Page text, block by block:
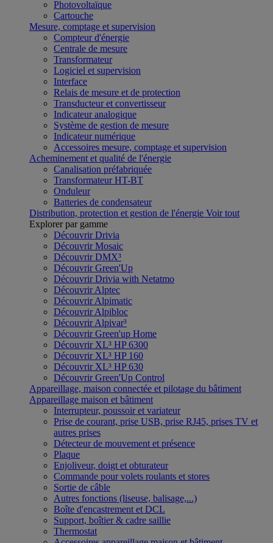
Photovoltaïque
Cartouche
Mesure, comptage et supervision
Compteur d'énergie
Centrale de mesure
Transformateur
Logiciel et supervision
Interface
Relais de mesure et de protection
Transducteur et convertisseur
Indicateur analogique
Système de gestion de mesure
Indicateur numérique
Accessoires mesure, comptage et supervision
Acheminement et qualité de l'énergie
Canalisation préfabriquée
Transformateur HT-BT
Onduleur
Batteries de condensateur
Distribution, protection et gestion de l'énergie Voir tout
Explorer par gamme
Découvrir Drivia
Découvrir Mosaic
Découvrir DMX³
Découvrir Green'Up
Découvrir Drivia with Netatmo
Découvrir Alptec
Découvrir Alpimatic
Découvrir Alpibloc
Découvrir Alpivar³
Découvrir Green'up Home
Découvrir XL³ HP 6300
Découvrir XL³ HP 160
Découvrir XL³ HP 630
Découvrir Green'Up Control
Appareillage, maison connectée et pilotage du bâtiment
Appareillage maison et bâtiment
Interrupteur, poussoir et variateur
Prise de courant, prise USB, prise RJ45, prises TV et
autres prises
Détecteur de mouvement et présence
Plaque
Enjoliveur, doigt et obturateur
Commande pour volets roulants et stores
Sortie de câble
Autres fonctions (liseuse, balisage,...)
Boîte d'encastrement et DCL
Support, boîtier & cadre saillie
Thermostat